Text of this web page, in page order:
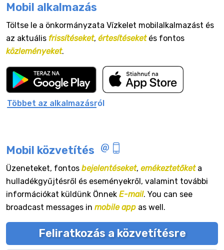
Mobil alkalmazás
Töltse le a önkormányzata Vízkelet mobilalkalmazást és
az aktuális frissítéseket, értesítéseketés fontos
közleményeket.
Többet az alkalmazásról
Mobil közvetítés
Üzeneteket, fontos bejelentéseket, emékeztetőketa
hulladékgyűjtésről és eseményekről, valamint további
információkat küldünk Önnek E-mail. You can see
broadcast messages in mobile app as well.
Feliratkozás a közvetítésre